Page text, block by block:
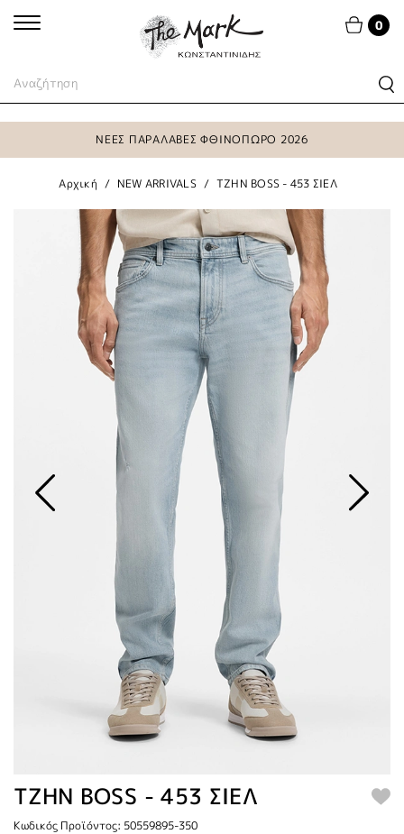
0
ΝΕΕΣ ΠΑΡΑΛΑΒΕΣ ΦΘΙΝΟΠΩΡΟ 2026
Αρχική NEW ARRIVALS ΤΖΗΝ BOSS - 453 ΣΙΕΛ
ΤΖΗΝ BOSS - 453 ΣΙΕΛ
Κωδικός Προϊόντος: 50559895-350